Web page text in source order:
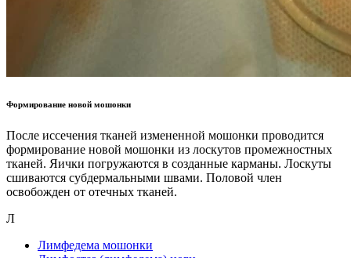
Формирование новой мошонки
После иссечения тканей измененной мошонки проводится
формирование новой мошонки из лоскутов промежностных
тканей. Яички погружаются в созданные карманы. Лоскуты
сшиваются субдермальными швами. Половой член
освобожден от отечных тканей.
Л
Лимфедема мошонки